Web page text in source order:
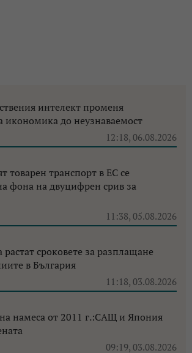
интелект променя
икономика до неузнаваемост
12:18, 06.08.2026
товарен транспорт в ЕС се
фона на двуцифрен срив за
11:38, 05.08.2026
сроковете за разплащане
в България
11:18, 03.08.2026
намеса от 2011 г.:САЩ и Япония
09:19, 03.08.2026